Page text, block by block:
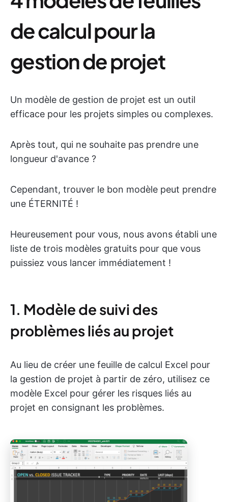
de calcul pour la
gestion de projet
Un modèle de gestion de projet est un outil
efficace pour les projets simples ou complexes.
Après tout, qui ne souhaite pas prendre une
longueur d'avance ?
Cependant, trouver le bon modèle peut prendre
une ÉTERNITÉ !
Heureusement pour vous, nous avons établi une
liste de trois modèles gratuits pour que vous
puissiez vous lancer immédiatement !
1. Modèle de suivi des
problèmes liés au projet
Au lieu de créer une feuille de calcul Excel pour
la gestion de projet à partir de zéro, utilisez ce
modèle Excel pour gérer les risques liés au
projet en consignant les problèmes.